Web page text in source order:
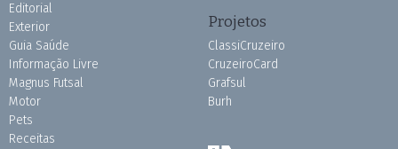
Editorial
Exterior
Guia Saúde
Informação Livre
Magnus Futsal
Motor
Pets
Receitas
Projetos
ClassiCruzeiro
CruzeiroCard
Grafsul
Burh